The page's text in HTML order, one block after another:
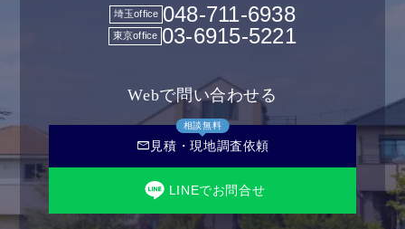
埼玉office 048-711-6938
東京office 03-6915-5221
Webで問い合わせる
相談無料
mail見積・現地調査依頼
LINEでお問合せ